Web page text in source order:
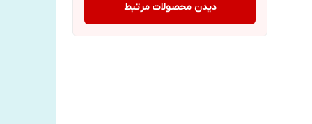
دیدن محصولات مرتبط